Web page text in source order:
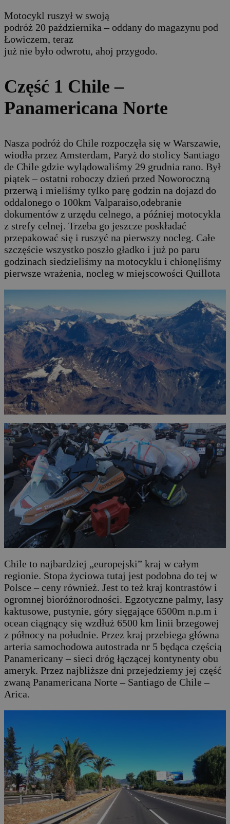
Motocykl ruszył w swoją
podróż 20 października – oddany do magazynu pod
Łowiczem, teraz
już nie było odwrotu, ahoj przygodo.
Część 1 Chile –
Panamericana Norte
Nasza podróż do Chile rozpoczęła się w Warszawie,
wiodła przez Amsterdam, Paryż do stolicy Santiago
de Chile gdzie wylądowaliśmy 29 grudnia rano. Był
piątek – ostatni roboczy dzień przed Noworoczną
przerwą i mieliśmy tylko parę godzin na dojazd do
oddalonego o 100km Valparaiso,odebranie
dokumentów z urzędu celnego, a później motocykla
z strefy celnej. Trzeba go jeszcze poskładać
przepakować się i ruszyć na pierwszy nocleg. Całe
szczęście wszystko poszło gładko i już po paru
godzinach siedzieliśmy na motocyklu i chłonęliśmy
pierwsze wrażenia, nocleg w miejscowości Quillota
Chile to najbardziej „europejski” kraj w całym
regionie. Stopa życiowa tutaj jest podobna do tej w
Polsce – ceny również. Jest to też kraj kontrastów i
ogromnej bioróżnorodności. Egzotyczne palmy, lasy
kaktusowe, pustynie, góry sięgające 6500m n.p.m i
ocean ciągnący się wzdłuż 6500 km linii brzegowej
z północy na południe. Przez kraj przebiega główna
arteria samochodowa autostrada nr 5 będąca częścią
Panamericany – sieci dróg łączącej kontynenty obu
ameryk. Przez najbliższe dni przejedziemy jej część
zwaną Panamericana Norte – Santiago de Chile –
Arica.